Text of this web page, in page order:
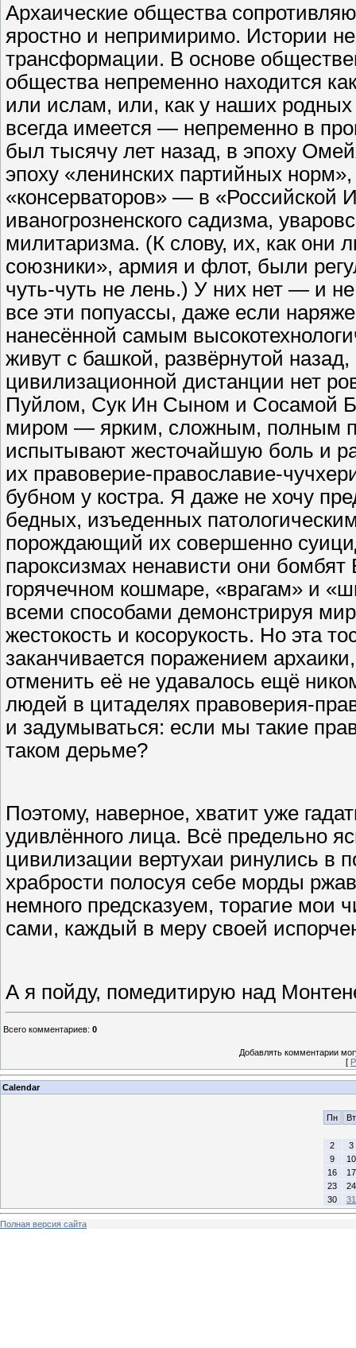
Архаические общества
яростно и непримиримо. Истории
трансформации. В основе
общества непременно находится
или ислам, или, как у наших родных
всегда имеется — непременно в
был тысячу лет назад, в эпоху
эпоху «ленинских партийных
«консерваторов» — в «Российской
иваногрозненского садизма,
милитаризма. (К слову, их, как они
союзники», армия и флот, были
чуть-чуть не лень.) У них нет — и
все эти попуассы, даже если
нанесённой самым
живут с башкой, развёрнутой
цивилизационной дистанции нет
Пуйлом, Сук Ин Сыном и Сосамой
миром — ярким, сложным, полным
испытывают жесточайшую боль и
их правоверие-православие-
бубном у костра. Я даже не хочу
бедных, изъеденных
порождающий их совершенно
пароксизмах ненависти они
горячечном кошмаре, «врагам» и
всеми способами демонстрируя
жестокость и косорукость. Но эта
заканчивается поражением
отменить её не удавалось ещё
людей в цитаделях правоверия-
и задумываться: если мы такие
таком дерьме?
Поэтому, наверное, хватит уже
удивлённого лица. Всё предельно
цивилизации вертухаи ринулись в
храбрости полосуя себе морды
немного предсказуем, торагие мои
сами, каждый в меру своей
А я пойду, помедитирую над
Всего комментариев: 0
Добавлять комментарии
[
Calendar
Пн Вт
2
3
9
10
16
17
23
24
30
31
Полная версия сайта